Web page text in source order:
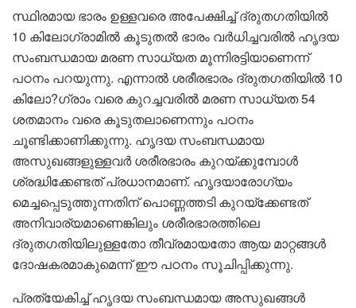
സ്ഥിരമായ ഭാരം ഉള്ളവരെ അപേക്ഷിച്ച് ദ്രുതഗതിയില്‍
10 കിലോഗ്രാമില്‍ കൂടുതല്‍ ഭാരം വര്‍ധിച്ചവരില്‍ ഹൃദയ
സംബന്ധമായ മരണ സാധ്യത മൂന്നിരട്ടിയാണെന്ന്
പഠനം പറയുന്നു. എന്നാല്‍ ശരീരഭാരം ദ്രുതഗതിയില്‍ 10
കിലോ?ഗ്രാം വരെ കുറച്ചവരില്‍ മരണ സാധ്യത 54
ശതമാനം വരെ കൂടുതലാണെന്നും പഠനം
ചൂണ്ടിക്കാണിക്കുന്നു. ഹൃദയ സംബന്ധമായ
അസുഖങ്ങളുള്ളവര്‍ ശരീരഭാരം കുറയ്ക്കുമ്പോള്‍
ശ്രദ്ധിക്കേണ്ടത് പ്രധാനമാണ്. ഹൃദയാരോഗ്യം
മെച്ചപ്പെടുത്തുന്നതിന് പൊണ്ണത്തടി കുറയ്ക്കേണ്ടത്
അനിവാര്യമാണെങ്കിലും ശരീരഭാരത്തിലെ
ദ്രുതഗതിയിലുള്ളതോ തീവ്രമായതോ ആയ മാറ്റങ്ങള്‍
ദോഷകരമാകുമെന്ന് ഈ പഠനം സൂചിപ്പിക്കുന്നു.
പ്രത്യേകിച്ച് ഹൃദയ സംബന്ധമായ അസുഖങ്ങള്‍